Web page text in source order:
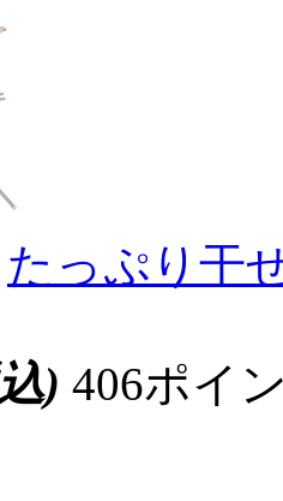
たっぷり干
) 406ポイ